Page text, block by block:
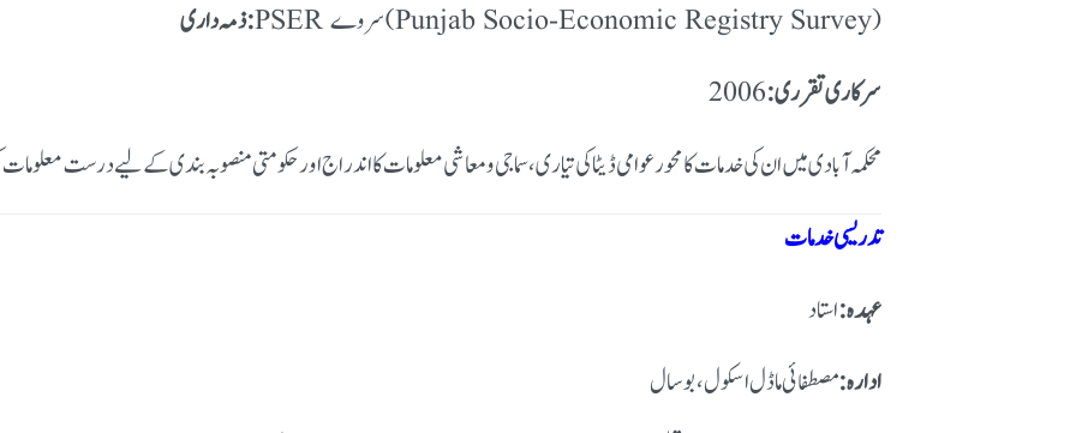
ذمہ داری:
PSER سروے (Punjab Socio-Economic Registry Survey)
سرکاری تقرری:
محکمہ آبادی میں ان کی خدمات کا محور عوامی ڈیٹا کی تیاری، سماجی و معاشی معلومات کا اندراج اور حکومتی منصوبہ بندی کے لیے درست
تدریسی خدمات
عہدہ:استاد
ادارہ:مصطفائی ماڈل اسکول، بوسال